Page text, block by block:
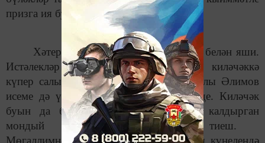
призга ия булды.
Хәтер – мәңгелек. Кеше хатирәләр белән яши.
Истәлекләр безне үткәнгә алып кайта, киләчәккә
күпер салып куя ала. Әнвәр Касыйм улы Әлимов
исеме дә үткәнне бүгенге белән бәйләде. Киләчәк
буын да бистә тарихында тирән эз калдырган
мондый шәхесләрне онытмаска тиеш.